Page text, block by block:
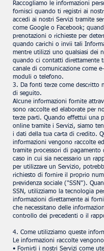
Raccogliamo le informazioni
fornisci quando ti registri ai
accedi ai nostri Servizi tramite
come Google o Facebook;
prenotazioni o richieste per
quando carichi o invii tali
mentre utilizzi uno qualsiasi dei
quando ci contatti direttamente
canale di comunicazione come
moduli o telefono.
3. Da fonti terze come descritto
di seguito.
Alcune informazioni fornite
sono raccolte ed elaborate per
terze parti. Quando effettui una
online tramite i Servizi, siamo
i dati della tua carta di credito.
informazioni vengono raccolte
tramite processori di pagamento
caso in cui sia necessario un
per utilizzare un Servizio,
richiesto di fornire il proprio
previdenza sociale ("SSN").
SSN, utilizziamo la tecnologia
informazioni direttamente ai
che necessitano delle
controllo dei precedenti o il
4. Come utilizziamo queste
Le informazioni raccolte
• Fornirti i nostri Servizi come